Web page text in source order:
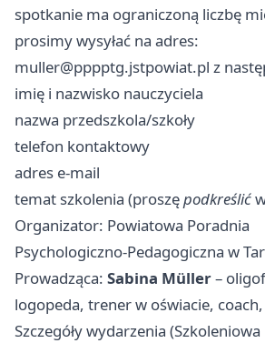
spotkanie ma ograniczoną liczbę
prosimy wysyłać na adres:
muller@pppptg.jstpowiat.pl z
imię i nazwisko nauczyciela
nazwa przedszkola/szkoły
telefon kontaktowy
adres e‑mail
temat szkolenia (proszępodkreślić
Organizator: Powiatowa Poradnia
Psychologiczno‑Pedagogiczna w
Prowadząca: Sabina Müller–
logopeda, trener w oświacie,
Szczegóły wydarzenia